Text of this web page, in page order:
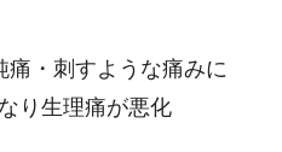
・刺すような痛みに
り生理痛が悪化